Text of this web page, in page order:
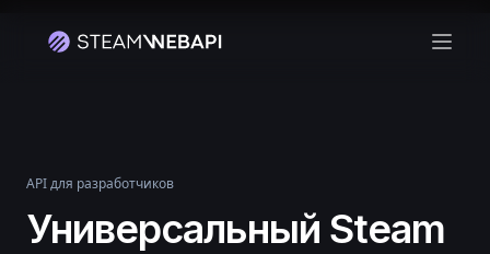
API для разработчиков
Универсальный Steam